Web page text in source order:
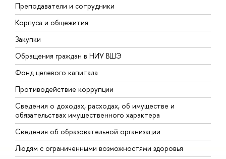
Преподаватели и сотрудники
Корпуса и общежития
Закупки
Обращения граждан в НИУ ВШЭ
Фонд целевого капитала
Противодействие коррупции
Сведения о доходах, расходах, об имуществе и
обязательствах имущественного характера
Сведения об образовательной организации
Людям с ограниченными возможностями здоровья